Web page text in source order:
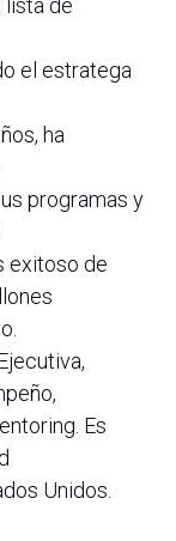
lista de
el estratega
ha
programas y
exitoso de
Es
Unidos.